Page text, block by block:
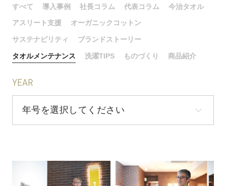
すべて 導入事例 社長コラム 代表コラム 今治タオル
アスリート支援 オーガニックコットン
サステナビリティ ブランドストーリー
タオルメンテナンス 洗濯TIPS ものづくり 商品紹介
YEAR